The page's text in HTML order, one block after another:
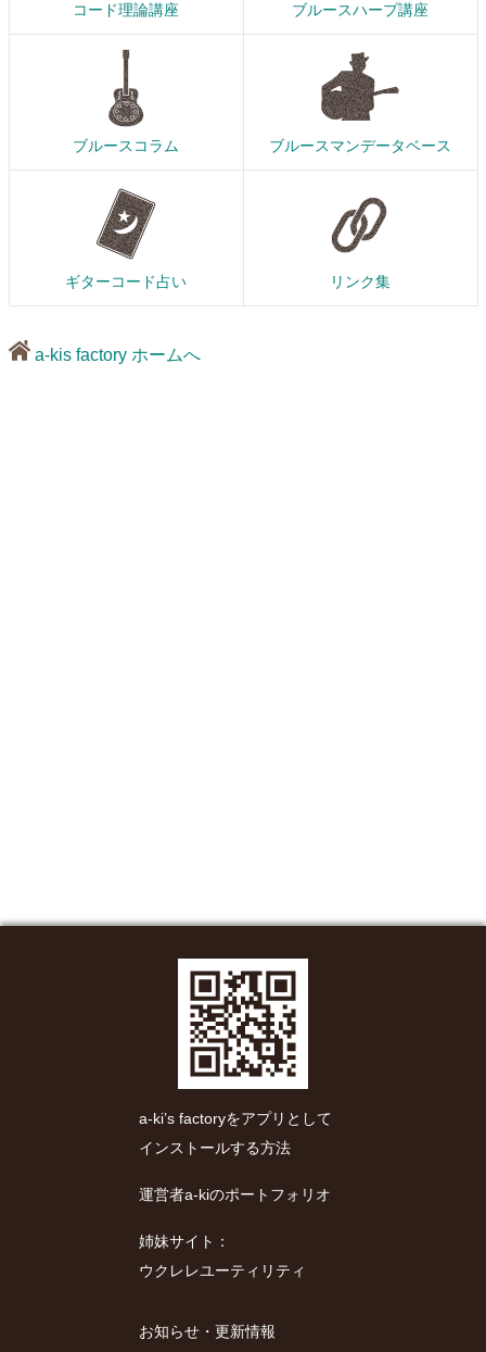
コード理論講座 ブルースハープ講座
ブルースコラム ブルースマンデータベース
ギターコード占い リンク集
a-kis factory ホームへ
a-ki’s factoryをアプリとして
インストールする方法
運営者a-kiのポートフォリオ
姉妹サイト：
ウクレレユーティリティ
お知らせ・更新情報